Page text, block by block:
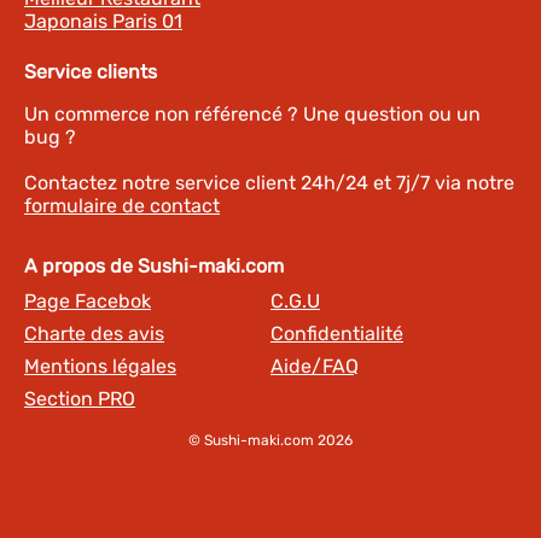
Japonais Paris 01
Service clients
Un commerce non référencé ? Une question ou un
bug ?
Contactez notre service client 24h/24 et 7j/7 via notre
formulaire de contact
A propos de Sushi-maki.com
Page Facebok
C.G.U
Charte des avis
Confidentialité
Mentions légales
Aide/FAQ
Section PRO
© Sushi-maki.com 2026